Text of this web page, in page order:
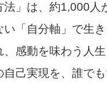
法」は、約1,000人
い「自分軸」で生
、感動を味わう人
自己実現を、誰で